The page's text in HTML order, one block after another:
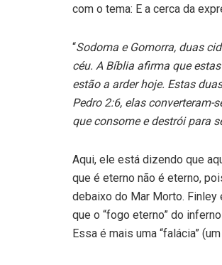
com o tema: E a cerca da
“Sodoma e Gomorra, duas
céu. A Bíblia afirma que
estão a arder hoje. Estas
Pedro 2:6, elas
que consome e destrói para
Aqui, ele está dizendo que
que é eterno não é eterno,
debaixo do Mar Morto.
que o “fogo eterno” do
Essa é mais uma “falácia”